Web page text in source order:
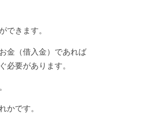
できます。
金（借入金）であれば
必要があります。
かです。